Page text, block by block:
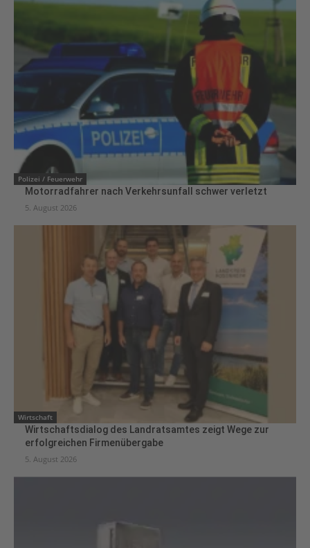
Polizei / Feuerwehr
Motorradfahrer nach Verkehrsunfall schwer verletzt
5. August 2026
Wirtschaft
Wirtschaftsdialog des Landratsamtes zeigt Wege zur
erfolgreichen Firmenübergabe
5. August 2026